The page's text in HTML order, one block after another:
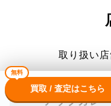
取り扱い店
アップガレ
無料
買取 / 査定はこちら